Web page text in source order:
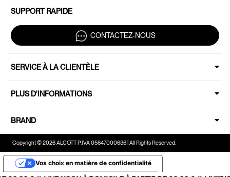
SUPPORT RAPIDE
CONTACTEZ-NOUS
SERVICE À LA CLIENTÈLE
PLUS D'INFORMATIONS
BRAND
Copyright © 2026 ALCOTT P.IVA 05647000636 | All Rights Reserved.
Vos choix en matière de confidentialité